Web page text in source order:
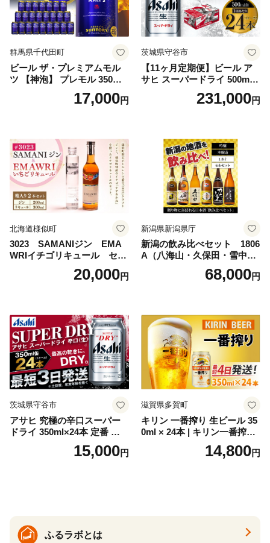
群馬県千代田町
ビール ザ・プレミアムモル
ツ 【神泡】 プレモル 350ml
× 24本 サントリー〈天然水の
ビール工場〉群馬※沖縄・離
17,000円
茨城県守谷市
【11ヶ月定期便】ビール ア
サヒ スーパードライ 500ml 2
4本 1ケース×11ヶ月 | アサヒ
ビール 究極の辛口 酒 お酒 ア
uper dry 11回 缶ビール 缶 ギ
フト 内祝い 茨城県守谷市 送
料無料
231,000円
北海道様似町
3023 SAMANIジン EMA
WRIイチゴリキュール セッ
ト（箱入り）【大人の味 酒
お酒 洋酒 スピリッツ クラフ
セット 詰め合わせ カクテル
ソーダ割り アルコール ロッ
ク ソーダ ジントニック 】
20,000円
新潟県新潟県庁
新潟の飲み比べセット 1806
A（八海山・久保田・雪中
梅・越乃寒梅・かたふね・千
68,000円
茨城県守谷市
アサヒ 究極の辛口スーパー
ドライ 350ml×24本 定番 ビー
ル 缶ビール 酒 お酒 アルコー
15,000円
滋賀県多賀町
キリン 一番搾り 生ビール 35
0ml × 24本 | キリン一番搾り
キリンビール 一番搾り ビー
ル 24缶 きりんいちばんしぼ
14,800円
ふるラボとは